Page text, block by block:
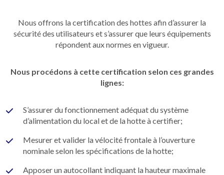
Nous offrons la certification des hottes afin d’assurer la
sécurité des utilisateurs et s’assurer que leurs équipements
répondent aux normes en vigueur.
Nous procédons à cette certification selon ces grandes
lignes:
S’assurer du fonctionnement adéquat du système
d’alimentation du local et de la hotte à certifier;
Mesurer et valider la vélocité frontale à l’ouverture
nominale selon les spécifications de la hotte;
Apposer un autocollant indiquant la hauteur maximale